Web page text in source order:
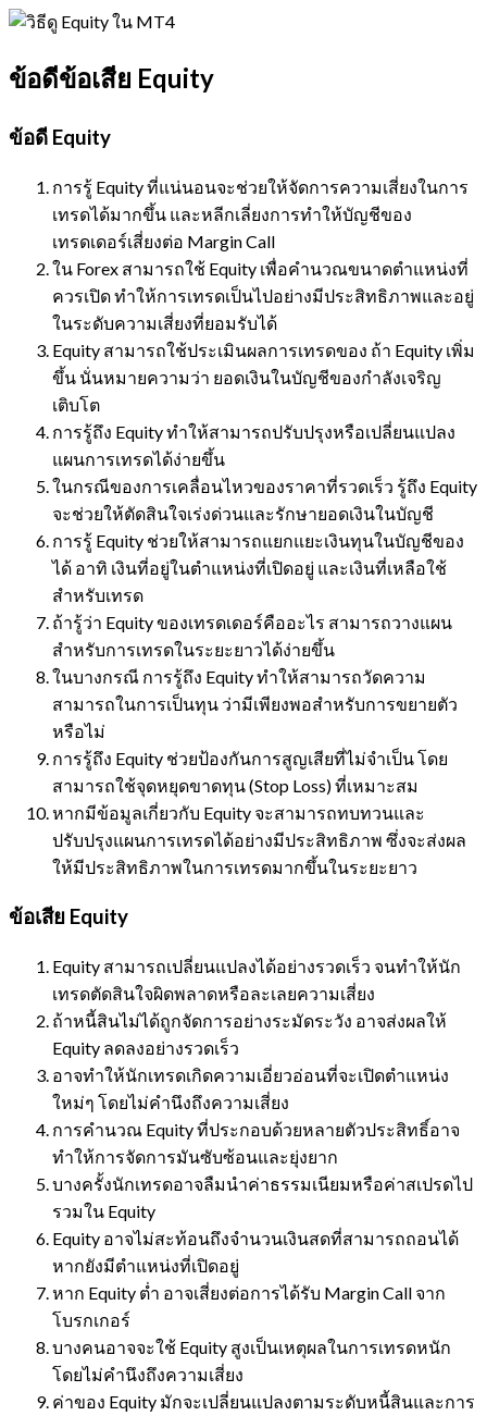
ข้อดีข้อเสีย Equity
ข้อดี Equity
การรู้ Equity ที่แน่นอนจะช่วยให้จัดการความเสี่ยงในการ
เทรดได้มากขึ้น และหลีกเลี่ยงการทำให้บัญชีของ
เทรดเดอร์เสี่ยงต่อ Margin Call
ใน Forex สามารถใช้ Equity เพื่อคำนวณขนาดตำแหน่งที่
ควรเปิด ทำให้การเทรดเป็นไปอย่างมีประสิทธิภาพและอยู่
ในระดับความเสี่ยงที่ยอมรับได้
Equity สามารถใช้ประเมินผลการเทรดของ ถ้า Equity เพิ่ม
ขึ้น นั่นหมายความว่า ยอดเงินในบัญชีของกำลังเจริญ
เติบโต
การรู้ถึง Equity ทำให้สามารถปรับปรุงหรือเปลี่ยนแปลง
แผนการเทรดได้ง่ายขึ้น
ในกรณีของการเคลื่อนไหวของราคาที่รวดเร็ว รู้ถึง Equity
จะช่วยให้ตัดสินใจเร่งด่วนและรักษายอดเงินในบัญชี
การรู้ Equity ช่วยให้สามารถแยกแยะเงินทุนในบัญชีของ
ได้ อาทิ เงินที่อยู่ในตำแหน่งที่เปิดอยู่ และเงินที่เหลือใช้
สำหรับเทรด
ถ้ารู้ว่า Equity ของเทรดเดอร์คืออะไร สามารถวางแผน
สำหรับการเทรดในระยะยาวได้ง่ายขึ้น
ในบางกรณี การรู้ถึง Equity ทำให้สามารถวัดความ
สามารถในการเป็นทุน ว่ามีเพียงพอสำหรับการขยายตัว
หรือไม่
การรู้ถึง Equity ช่วยป้องกันการสูญเสียที่ไม่จำเป็น โดย
สามารถใช้จุดหยุดขาดทุน (Stop Loss) ที่เหมาะสม
หากมีข้อมูลเกี่ยวกับ Equity จะสามารถทบทวนและ
ปรับปรุงแผนการเทรดได้อย่างมีประสิทธิภาพ ซึ่งจะส่งผล
ให้มีประสิทธิภาพในการเทรดมากขึ้นในระยะยาว
ข้อเสีย Equity
Equity สามารถเปลี่ยนแปลงได้อย่างรวดเร็ว จนทำให้นัก
เทรดตัดสินใจผิดพลาดหรือละเลยความเสี่ยง
ถ้าหนี้สินไม่ได้ถูกจัดการอย่างระมัดระวัง อาจส่งผลให้
Equity ลดลงอย่างรวดเร็ว
อาจทำให้นักเทรดเกิดความเอี่ยวอ่อนที่จะเปิดตำแหน่ง
ใหม่ๆ โดยไม่คำนึงถึงความเสี่ยง
การคำนวณ Equity ที่ประกอบด้วยหลายตัวประสิทธิ์อาจ
ทำให้การจัดการมันซับซ้อนและยุ่งยาก
บางครั้งนักเทรดอาจลืมนำค่าธรรมเนียมหรือค่าสเปรดไป
รวมใน Equity
Equity อาจไม่สะท้อนถึงจำนวนเงินสดที่สามารถถอนได้
หากยังมีตำแหน่งที่เปิดอยู่
หาก Equity ต่ำ อาจเสี่ยงต่อการได้รับ Margin Call จาก
โบรกเกอร์
บางคนอาจจะใช้ Equity สูงเป็นเหตุผลในการเทรดหนัก
โดยไม่คำนึงถึงความเสี่ยง
ค่าของ Equity มักจะเปลี่ยนแปลงตามระดับหนี้สินและการ